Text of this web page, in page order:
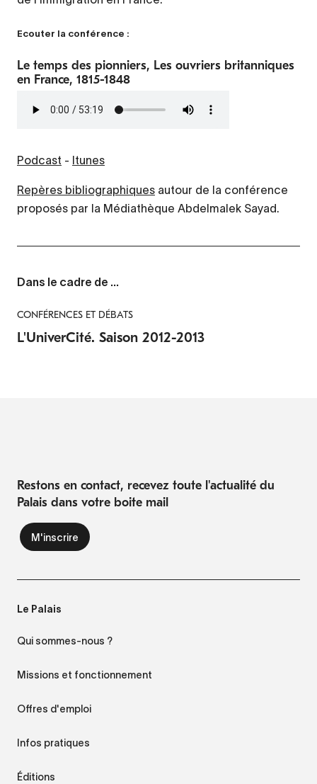
Ecouter la conférence :
Le temps des pionniers, Les ouvriers britanniques
en France, 1815-1848
audio
Podcast - Itunes
Repères bibliographiques autour de la conférence
proposés par la Médiathèque Abdelmalek Sayad.
Dans le cadre de ...
CONFÉRENCES ET DÉBATS
L'UniverCité. Saison 2012-2013
Restons en contact, recevez toute l'actualité du
Palais dans votre boite mail
Le Palais
Qui sommes-nous ?
Missions et fonctionnement
Offres d'emploi
Infos pratiques
Éditions